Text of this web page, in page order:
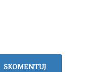
SKOMENTUJ